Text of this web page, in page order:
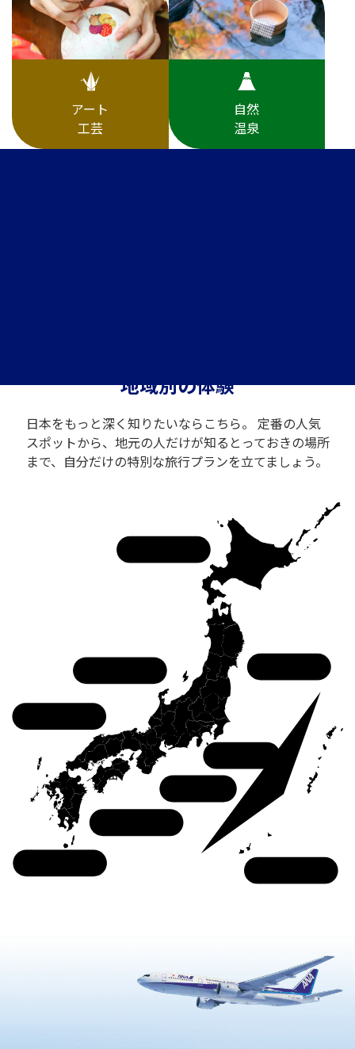
アート
工芸
自然
温泉
地域別の体験
日本をもっと深く知りたいならこちら。 定番の人気
スポットから、地元の人だけが知るとっておきの場所
まで、自分だけの特別な旅行プランを立てましょう。